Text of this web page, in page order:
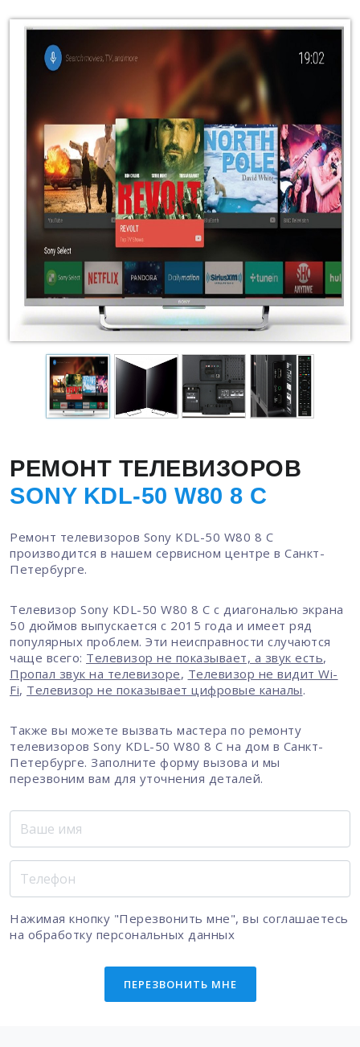
РЕМОНТ ТЕЛЕВИЗОРОВ
SONY KDL-50 W80 8 C
Ремонт телевизоров Sony KDL-50 W80 8 C
производится в нашем сервисном центре в Санкт-
Петербурге.
Телевизор Sony KDL-50 W80 8 C с диагональю экрана
50 дюймов выпускается с 2015 года и имеет ряд
популярных проблем. Эти неисправности случаются
чаще всего: Телевизор не показывает, а звук есть,
Пропал звук на телевизоре, Телевизор не видит Wi-
Fi, Телевизор не показывает цифровые каналы.
Также вы можете вызвать мастера по ремонту
телевизоров Sony KDL-50 W80 8 C на дом в Санкт-
Петербурге. Заполните форму вызова и мы
перезвоним вам для уточнения деталей.
Нажимая кнопку "Перезвонить мне", вы соглашаетесь
на обработку персональных данных
ПЕРЕЗВОНИТЬ МНЕ